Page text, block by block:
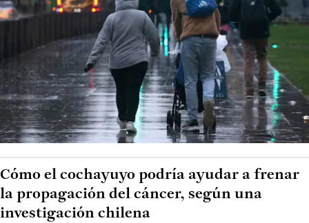
Cómo el cochayuyo podría ayudar a frenar
la propagación del cáncer, según una
investigación chilena